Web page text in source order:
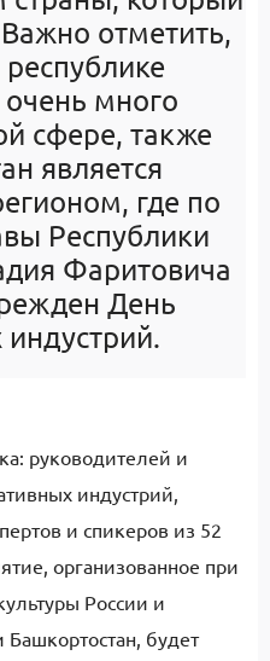
отметить,
много
сфере, также
является
где по
Республики
Фаритовича
День
руководителей и
индустрий,
и спикеров из 52
организованное при
России и
Башкортостан, будет